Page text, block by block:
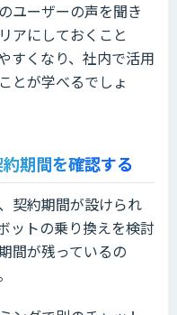
ユーザーの声を聞き
アにしておくこと
すくなり、社内で活用
とが学べるでしょ
期間を確認する
契約期間が設けられ
ットの乗り換えを検討
間が残っているの